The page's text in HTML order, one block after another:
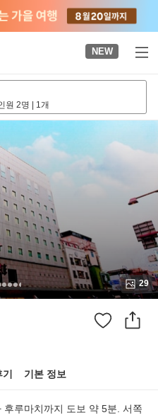
NEW
원 2명 | 1개
29
기본 정보
루마치까지 도보 약 5분. 서쪽